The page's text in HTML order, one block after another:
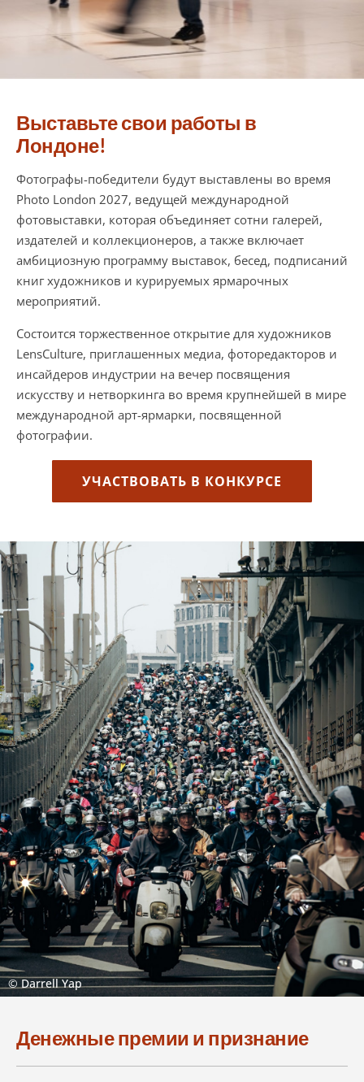
Выставьте свои работы в
Лондоне!
Фотографы-победители будут выставлены во время
Photo London 2027, ведущей международной
фотовыставки, которая объединяет сотни галерей,
издателей и коллекционеров, а также включает
амбициозную программу выставок, бесед, подписаний
книг художников и курируемых ярмарочных
мероприятий.
Состоится торжественное открытие для художников
LensCulture, приглашенных медиа, фоторедакторов и
инсайдеров индустрии на вечер посвящения
искусству и нетворкинга во время крупнейшей в мире
международной арт-ярмарки, посвященной
фотографии.
УЧАСТВОВАТЬ В КОНКУРСЕ
© Darrell Yap
Денежные премии и признание